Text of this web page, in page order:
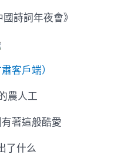
詩詞年夜會》
客戶端）
農人工
著這般酷愛
了什么